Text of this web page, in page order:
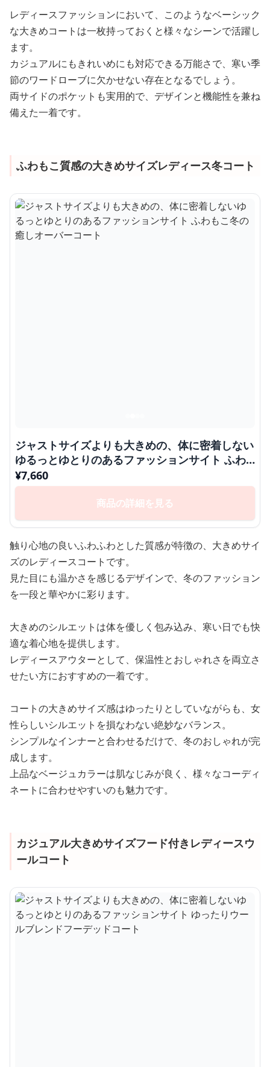
レディースファッションにおいて、このようなベーシック
な大きめコートは一枚持っておくと様々なシーンで活躍し
ます。
カジュアルにもきれいめにも対応できる万能さで、寒い季
節のワードローブに欠かせない存在となるでしょう。
両サイドのポケットも実用的で、デザインと機能性を兼ね
備えた一着です。
ふわもこ質感の大きめサイズレディース冬コート
ジャストサイズよりも大きめの、体に密着しない
ゆるっとゆとりのあるファッションサイト ふわ
もこ冬の癒しオーバーコート
¥7,660
商品の詳細を見る
触り心地の良いふわふわとした質感が特徴の、大きめサイ
ズのレディースコートです。
見た目にも温かさを感じるデザインで、冬のファッション
を一段と華やかに彩ります。
大きめのシルエットは体を優しく包み込み、寒い日でも快
適な着心地を提供します。
レディースアウターとして、保温性とおしゃれさを両立さ
せたい方におすすめの一着です。
コートの大きめサイズ感はゆったりとしていながらも、女
性らしいシルエットを損なわない絶妙なバランス。
シンプルなインナーと合わせるだけで、冬のおしゃれが完
成します。
上品なベージュカラーは肌なじみが良く、様々なコーディ
ネートに合わせやすいのも魅力です。
カジュアル大きめサイズフード付きレディースウ
ールコート